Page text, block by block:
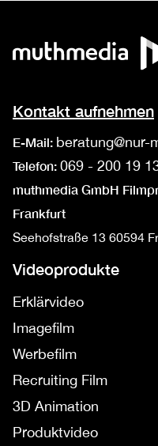
Kontakt aufnehmen
E-Mail: beratung@nur-
Telefon: 069 - 200 19
muthmedia GmbH
Frankfurt
Seehofstraße 13 60594
Videoprodukte
Erklärvideo
Imagefilm
Werbefilm
Recruiting Film
3D Animation
Produktvideo